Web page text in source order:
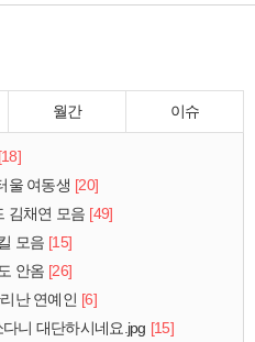
월간 이슈
[18]
울 여동생 [20]
김채연 모음 [49]
모음 [15]
안옴 [26]
난 연예인 [6]
니 대단하시네요.jpg [15]